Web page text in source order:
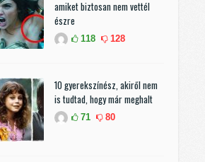
amiket biztosan nem vettél
észre
118 128
10 gyerekszínész, akiről nem
is tudtad, hogy már meghalt
71 80